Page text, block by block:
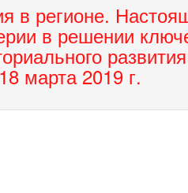
в регионе.
в решении
18 марта 2019 г.